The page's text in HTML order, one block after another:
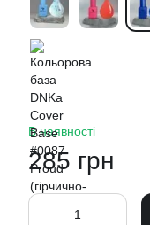
В наявності
285 грн